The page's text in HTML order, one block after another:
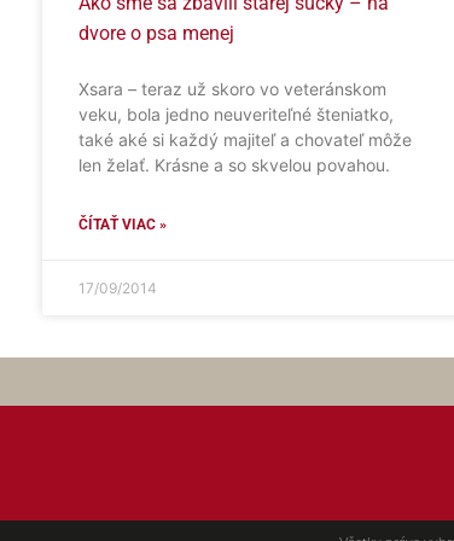
dvore o psa menej
Xsara – teraz už skoro vo veteránskom
veku, bola jedno neuveriteľné šteniatko,
také aké si každý majiteľ a chovateľ môže
len želať. Krásne a so skvelou povahou.
ČÍTAŤ VIAC »
17/09/2014